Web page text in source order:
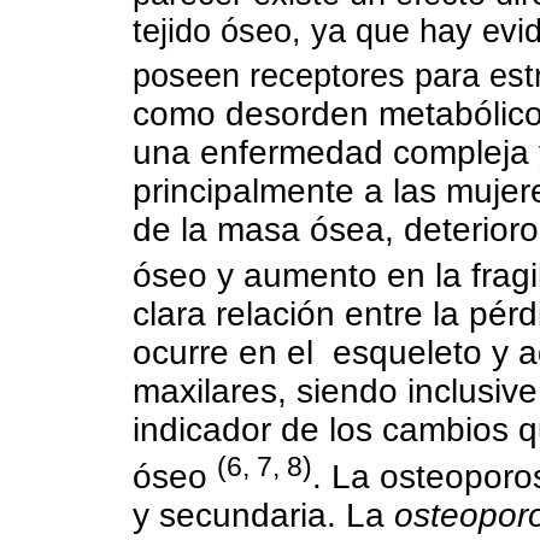
tejido óseo, ya que hay
poseen receptores para
como desorden
una enfermedad
principalmente a las
de la masa ósea,
óseo y aumento en la
clara relación entre la
ocurre en el esqueleto y
maxilares, siendo
indicador de los cambios
óseo (6, 7, 8). La
y secundaria. La